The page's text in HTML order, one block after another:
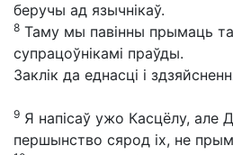
беручы ад язычнікаў.
8 Таму мы павінны прымаць
супрацоўнікамі праўды.
Заклік да еднасці і
9 Я напісаў ужо Касцёлу, але
першынство сярод іх, не